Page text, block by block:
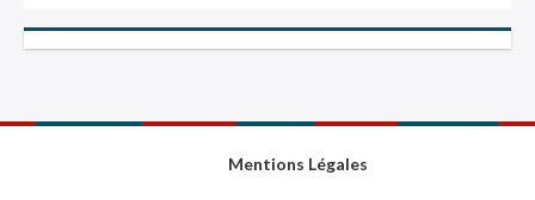
Mentions Légales